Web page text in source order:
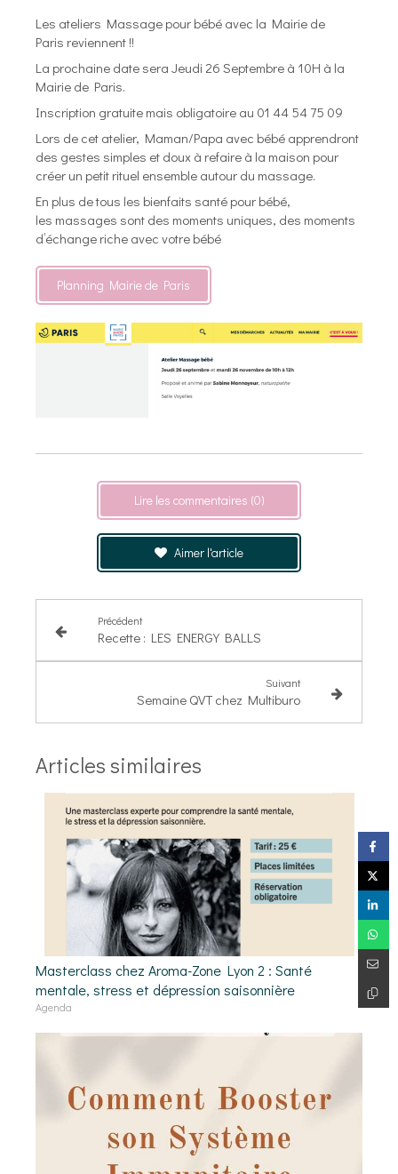
Les ateliers Massage pour bébé avec la Mairie de
Paris reviennent !!
La prochaine date sera Jeudi 26 Septembre à 10H à la
Mairie de Paris.
Inscription gratuite mais obligatoire au 01 44 54 75 09
Lors de cet atelier, Maman/Papa avec bébé apprendront
des gestes simples et doux à refaire à la maison pour
créer un petit rituel ensemble autour du massage.
En plus de tous les bienfaits santé pour bébé,
les massages sont des moments uniques, des moments
d’échange riche avec votre bébé
Planning Mairie de Paris
Lire les commentaires (0)
Aimer l'article
Précédent
Recette : LES ENERGY BALLS
Suivant
Semaine QVT chez Multiburo
Articles similaires
Masterclass chez Aroma-Zone Lyon 2 : Santé
mentale, stress et dépression saisonnière
Agenda